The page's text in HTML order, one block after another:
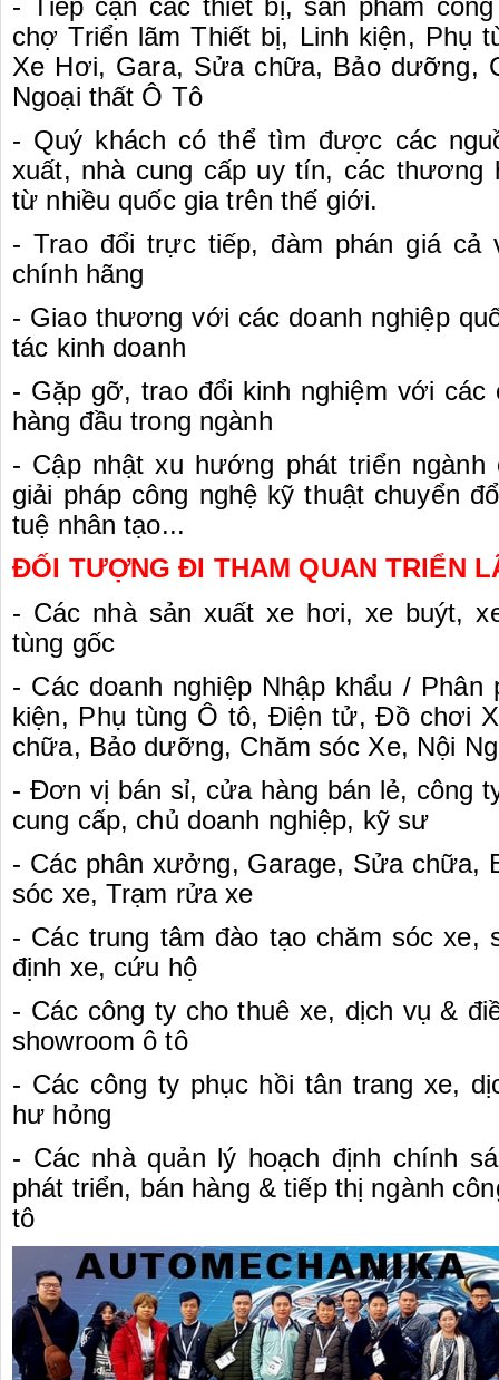
- Tiếp cận các thiết bị, sản phẩm
chợ Triển lãm Thiết bị, Linh kiện, Phụ
Xe Hơi, Gara, Sửa chữa, Bảo dưỡng,
Ngoại thất Ô Tô
- Quý khách có thể tìm được các
xuất, nhà cung cấp uy tín, các thương
từ nhiều quốc gia trên thế giới.
- Trao đổi trực tiếp, đàm phán giá cả
chính hãng
- Giao thương với các doanh nghiệp
tác kinh doanh
- Gặp gỡ, trao đổi kinh nghiệm với các
hàng đầu trong ngành
- Cập nhật xu hướng phát triển ngành
giải pháp công nghệ kỹ thuật chuyển
tuệ nhân tạo...
ĐỐI TƯỢNG ĐI THAM QUAN TRIỂN
- Các nhà sản xuất xe hơi, xe buýt,
tùng gốc
- Các doanh nghiệp Nhập khẩu / Phân
kiện, Phụ tùng Ô tô, Điện tử, Đồ chơi
chữa, Bảo dưỡng, Chăm sóc Xe, Nội
- Đơn vị bán sỉ, cửa hàng bán lẻ, công
cung cấp, chủ doanh nghiệp, kỹ sư
- Các phân xưởng, Garage, Sửa chữa,
sóc xe, Trạm rửa xe
- Các trung tâm đào tạo chăm sóc xe,
định xe, cứu hộ
- Các công ty cho thuê xe, dịch vụ &
showroom ô tô
- Các công ty phục hồi tân trang xe,
hư hỏng
- Các nhà quản lý hoạch định chính
phát triển, bán hàng & tiếp thị ngành
tô